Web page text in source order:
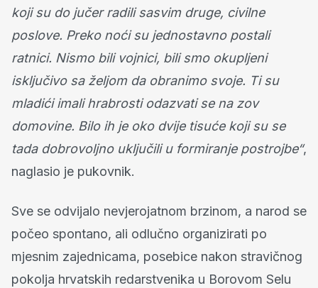
koji su do jučer radili sasvim druge, civilne
poslove. Preko noći su jednostavno postali
ratnici. Nismo bili vojnici, bili smo okupljeni
isključivo sa željom da obranimo svoje. Ti su
mladići imali hrabrosti odazvati se na zov
domovine. Bilo ih je oko dvije tisuće koji su se
tada dobrovoljno uključili u formiranje postrojbe“,
naglasio je pukovnik.
Sve se odvijalo nevjerojatnom brzinom, a narod se
počeo spontano, ali odlučno organizirati po
mjesnim zajednicama, posebice nakon stravičnog
pokolja hrvatskih redarstvenika u Borovom Selu